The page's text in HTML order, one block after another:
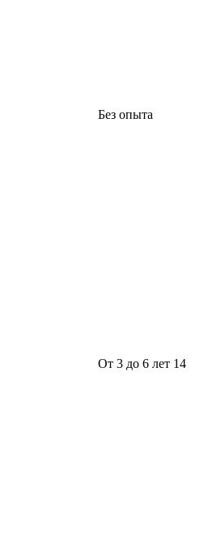
Без опыта
От 3 до 6 лет 14